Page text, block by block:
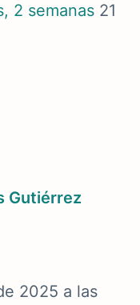
2 semanas 21
Gutiérrez
2025 a las